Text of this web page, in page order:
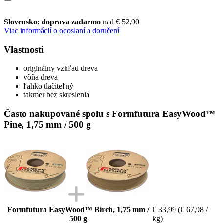
Slovensko: doprava zadarmo nad € 52,90
Viac informácií o odoslaní a doručení
Vlastnosti
originálny vzhľad dreva
vôňa dreva
ľahko tlačiteľný
takmer bez skreslenia
Často nakupované spolu s Formfutura EasyWood™
Pine, 1,75 mm / 500 g
Formfutura EasyWood™ Birch, 1,75 mm /
500 g
€ 33,99 (€ 67,98 /
kg)